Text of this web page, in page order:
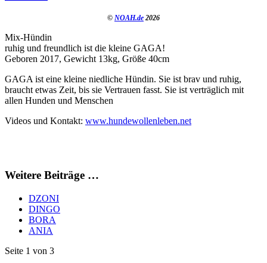
© NOAH.de 2026
Mix-Hündin
ruhig und freundlich ist die kleine GAGA!
Geboren 2017, Gewicht 13kg, Größe 40cm
GAGA ist eine kleine niedliche Hündin. Sie ist brav und ruhig,
braucht etwas Zeit, bis sie Vertrauen fasst. Sie ist verträglich mit
allen Hunden und Menschen
Videos und Kontakt: www.hundewollenleben.net
Weitere Beiträge …
DZONI
DINGO
BORA
ANIA
Seite 1 von 3